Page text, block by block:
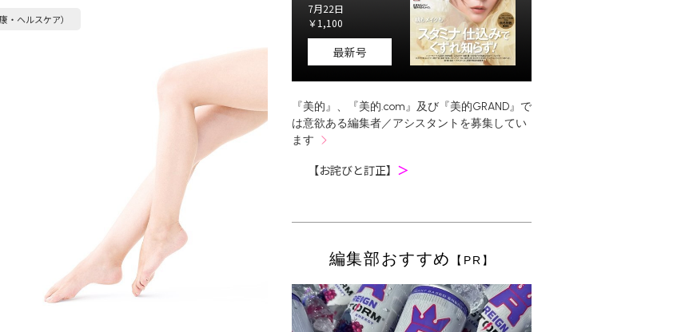
・ヘルスケア）
7月22日
￥1,100
最新号
『美的』、『美的.com』及び『美的GRAND』で
は意欲ある編集者／アシスタントを募集してい
ます
【お詫びと訂正】 ＞
編集部おすすめ 【PR】